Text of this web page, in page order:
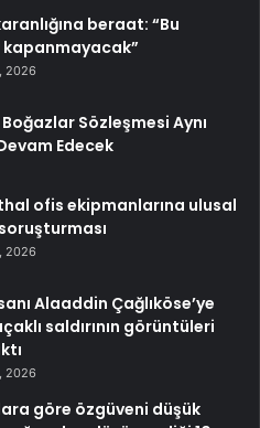
beraat: “Bu
2026
Sözleşmesi Aynı
Edecek
ofis ekipmanlarına ulusal
2026
Alaaddin Çağlıköse’ye
saldırının görüntüleri
2026
göre özgüveni düşük